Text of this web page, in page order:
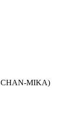
CHAN-MIKA)